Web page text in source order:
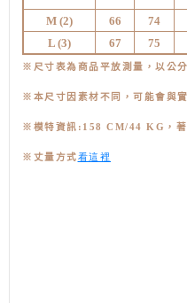
M (2) 66 74
L (3) 67 75
※尺寸表為商品平放測量，以公
※本尺寸因素材不同，可能會與
※模特資訊:158 CM/44 KG，著
※丈量方式看這裡